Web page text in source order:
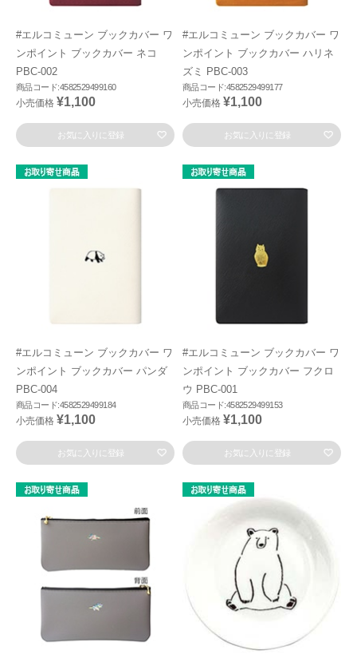
#エルコミューン ブックカバー ワ
ンポイント ブックカバー ネコ
PBC-002
商品コード:4582529499160
小売価格 ¥1,100
お気に入りに登録
#エルコミューン ブックカバー ワ
ンポイント ブックカバー ハリネ
ズミ PBC-003
商品コード:4582529499177
小売価格 ¥1,100
お気に入りに登録
#エルコミューン ブックカバー ワ
ンポイント ブックカバー パンダ
PBC-004
商品コード:4582529499184
小売価格 ¥1,100
お気に入りに登録
#エルコミューン ブックカバー ワ
ンポイント ブックカバー フクロ
ウ PBC-001
商品コード:4582529499153
小売価格 ¥1,100
お気に入りに登録